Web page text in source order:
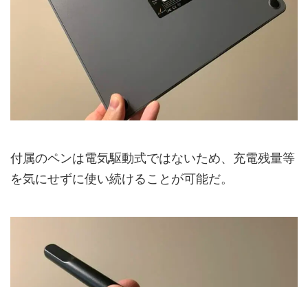
付属のペンは電気駆動式ではないため、充電残量等
を気にせずに使い続けることが可能だ。